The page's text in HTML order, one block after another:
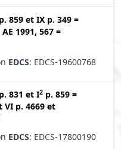
p. 859 et IX p. 349 =
AE 1991, 567 =
EDCS: EDCS-19600768
p. 831 et I2 p. 859 =
VI p. 4669 et
EDCS: EDCS-17800190